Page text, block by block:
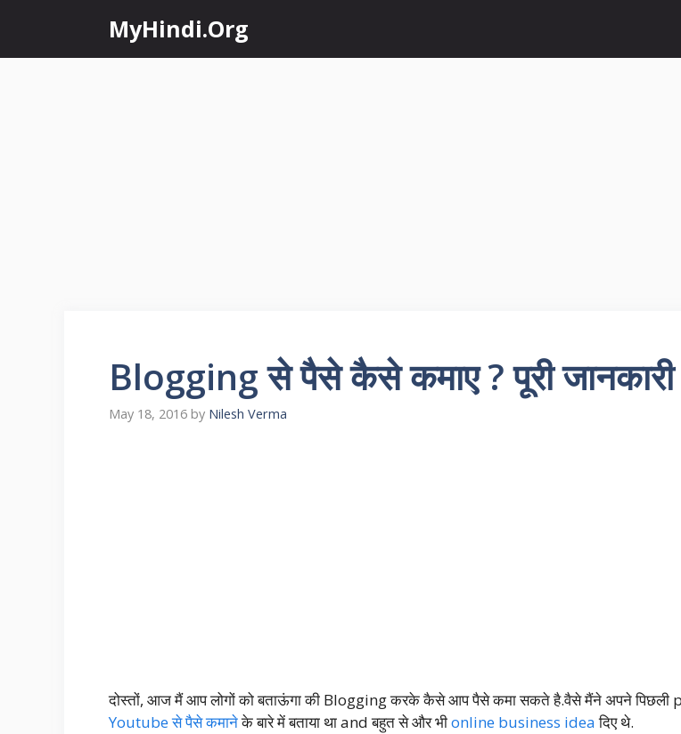
content
MyHindi.Org
Blogging से पैसे कैसे कमाए ? पूरी जानकारी
May 18, 2016 by Nilesh Verma
दोस्तों, आज मैं आप लोगों को बताऊंगा की Blogging करके कैसे आप पैसे कमा सकते है.वैसे मैंने अपने पिछली
Youtube से पैसे कमानेके बारे में बताया था and बहुत से और भीonline business ideaदिए थे.